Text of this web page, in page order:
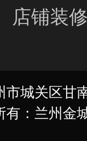
店铺装
城关区甘
有：兰州金